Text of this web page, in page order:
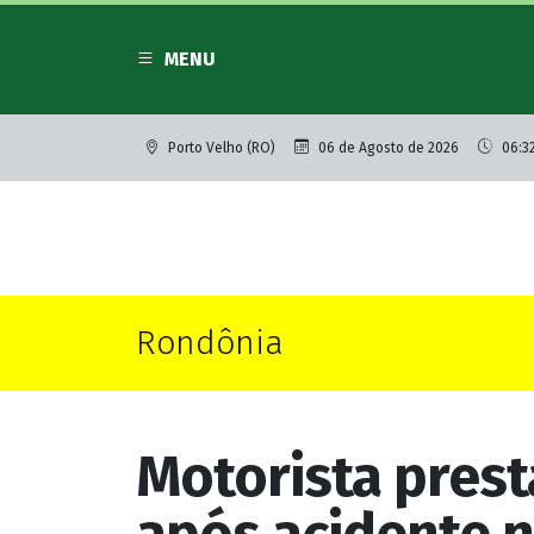
MENU
Porto Velho (RO) 06 de Agosto de 2026